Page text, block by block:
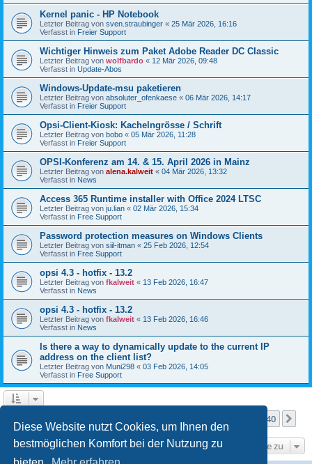
Diese Website nutzt Cookies, um Ihnen den
bestmöglichen Komfort bei der Nutzung zu
Kernel panic - HP Notebook
Letzter Beitrag von sven.straubinger « 25 Mär 2026, 16:16
Verfasst in Freier Support
Wichtiger Hinweis zum Paket Adobe Reader DC Classic
Letzter Beitrag von wolfbardo « 12 Mär 2026, 09:48
Verfasst in Update-Abos
Windows-Update-msu paketieren
Letzter Beitrag von absoluter_ofenkaese « 06 Mär 2026, 14:17
Verfasst in Freier Support
Opsi-Client-Kiosk: Kachelngrösse / Schrift
Letzter Beitrag von bobo « 05 Mär 2026, 11:28
Verfasst in Freier Support
OPSI-Konferenz am 14. & 15. April 2026 in Mainz
Letzter Beitrag von alena.kalweit « 04 Mär 2026, 13:32
Verfasst in News
Access 365 Runtime installer with Office 2024 LTSC
Letzter Beitrag von ju.lian « 02 Mär 2026, 15:34
Verfasst in Free Support
Password protection measures on Windows Clients
Letzter Beitrag von siil-itman « 25 Feb 2026, 12:54
Verfasst in Free Support
opsi 4.3 - hotfix - 13.2
Letzter Beitrag von fkalweit « 13 Feb 2026, 16:47
Verfasst in News
opsi 4.3 - hotfix - 13.2
Letzter Beitrag von fkalweit « 13 Feb 2026, 16:46
Verfasst in News
Is there a way to dynamically update to the current IP
address on the client list?
Letzter Beitrag von Muni298 « 03 Feb 2026, 14:05
Verfasst in Free Support
40
Gehe zu